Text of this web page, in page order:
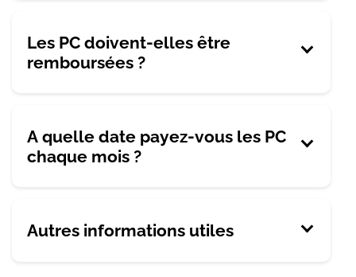
Les PC doivent-elles être
remboursées ?
A quelle date payez-vous les PC
chaque mois ?
Autres informations utiles